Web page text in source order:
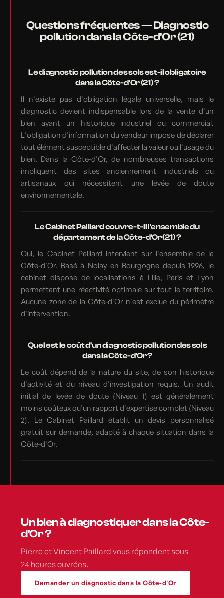
Questions fréquentes — Diagnostic
pollution dans la Côte-d'Or (21)
Le diagnostic pollution des sols est-il obligatoire
dans la Côte-d'Or (21) ?
Il n'existe pas d'obligation légale universelle, mais le
diagnostic devient indispensable lors de la vente d'un
bien ayant un historique industriel ou commercial.
L'obligation d'information du vendeur impose de déclarer
tout élément susceptible d'affecter la valeur ou l'usage du
bien. Dans la Côte-d'Or, de nombreuses transactions
impliquent des sites anciennement industriels ou
artisanaux qui nécessitent une levée de doute
environnementale.
Le Cabinet Paillard couvre-t-il l'ensemble du
département de la Côte-d'Or (21) ?
Oui, le Cabinet Paillard intervient sur l'ensemble de la
Côte-d'Or. Basé à Nolay en Bourgogne depuis 1996, le
cabinet dispose de localisations à Lille, Paris et Lyon
permettant une réactivité optimale sur tout le territoire.
Aucune zone de la Côte-d'Or n'est exclue du périmètre
d'intervention.
Quel est le coût d'un diagnostic pollution des sols
dans la Côte-d'Or ?
Le coût dépend de la nature du site, de son historique
d'activité et du niveau d'investigation requis. Un audit
initial de levée de doute (Niveau 1) est généralement
moins coûteux qu'un rapport d'expertise complet (Niveau
2). Le Cabinet Paillard établit un devis personnalisé
gratuit sur demande, adapté à chaque situation dans la
Côte-d'Or.
Un bien à diagnostiquer dans la Côte-
d'Or ?
Pierre et Vincent Paillard vous répondent sous
24 heures ouvrées.
Demander un diagnostic dans la Côte-d'Or